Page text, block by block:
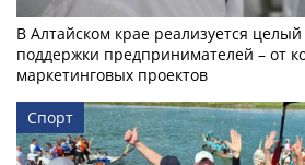
В Алтайском крае реализуется
поддержки предпринимателей – от
маркетинговых проектов
Спорт